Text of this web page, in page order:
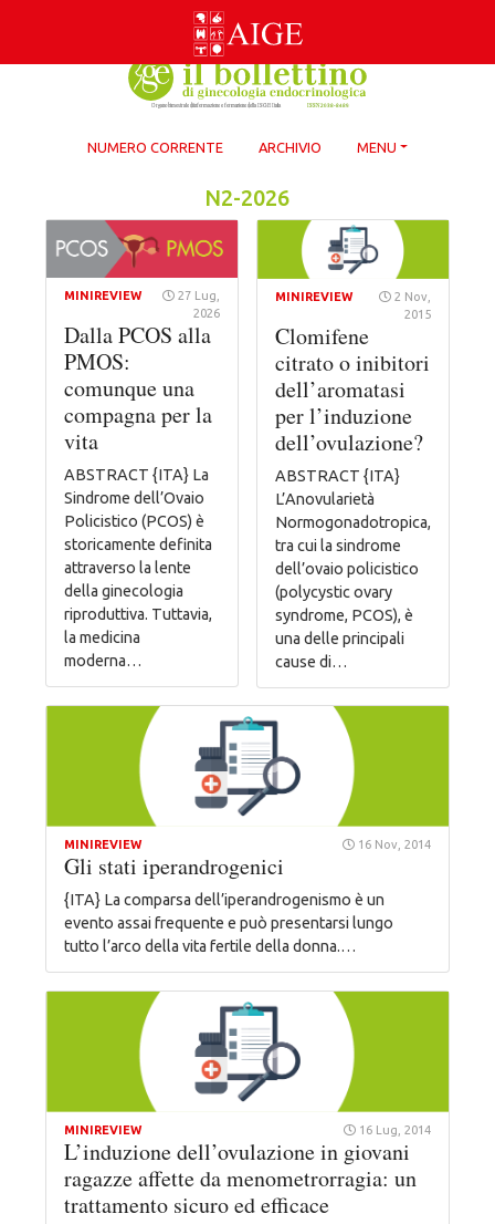
NUMERO CORRENTE ARCHIVIO MENU
N2-2026
MINIREVIEW
27 Lug,
2026
Dalla PCOS alla
PMOS:
comunque una
compagna per la
vita
ABSTRACT {ITA} La
Sindrome dell’Ovaio
Policistico (PCOS) è
storicamente definita
attraverso la lente
della ginecologia
riproduttiva. Tuttavia,
la medicina
moderna…
MINIREVIEW
2 Nov,
2015
Clomifene
citrato o inibitori
dell’aromatasi
per l’induzione
dell’ovulazione?
ABSTRACT {ITA}
L’Anovularietà
Normogonadotropica,
tra cui la sindrome
dell’ovaio policistico
(polycystic ovary
syndrome, PCOS), è
una delle principali
cause di…
MINIREVIEW 16 Nov, 2014
Gli stati iperandrogenici
{ITA} La comparsa dell’iperandrogenismo è un
evento assai frequente e può presentarsi lungo
tutto l’arco della vita fertile della donna.…
MINIREVIEW 16 Lug, 2014
L’induzione dell’ovulazione in giovani
ragazze affette da menometrorragia: un
trattamento sicuro ed efficace